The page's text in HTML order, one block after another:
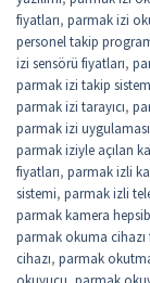
fiyatları, parmak izi
personel takip
izi sensörü fiyatları,
parmak izi takip
parmak izi tarayıcı,
parmak izi uygulaması
parmak iziyle açılan
fiyatları, parmak izli
sistemi, parmak izli
parmak kamera
parmak okuma cihazı
cihazı, parmak